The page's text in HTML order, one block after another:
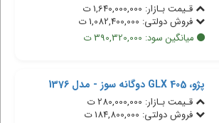
قـیمت بـازار: 1,640,000,000 ت
فروش دولتی: 1,082,400,000 ت
میانگین سود: 390,320,000 ت
پژو، 405 GLX دوگانه سوز - مدل 1376
قـیمت بـازار: 280,000,000 ت
فروش دولتی: 184,800,000 ت